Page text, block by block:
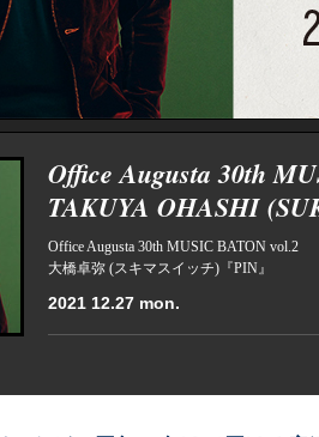
Office Augusta 30th
TAKUYA OHASHI
Office Augusta 30th MUSIC BATON vol.2
大橋卓弥 (スキマスイッチ)『PIN』
2021 12.27 mon.